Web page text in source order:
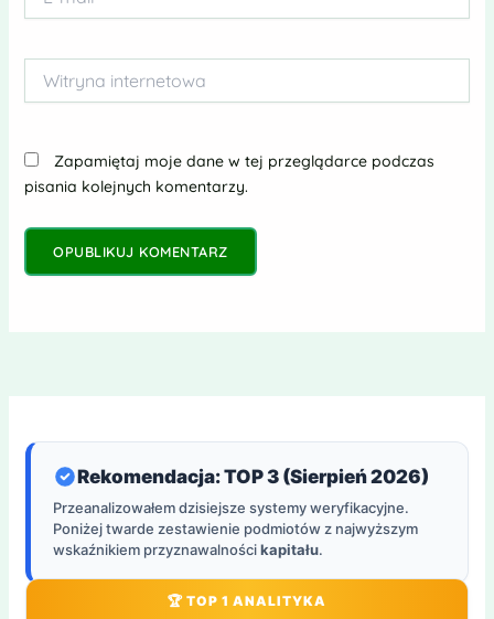
mail*
internetowa
Zapamiętaj moje dane w tej przeglądarce podczas
pisania kolejnych komentarzy.
Rekomendacja: TOP 3 (Sierpień 2026)
Przeanalizowałem dzisiejsze systemy weryfikacyjne.
Poniżej twarde zestawienie podmiotów z najwyższym
wskaźnikiem przyznawalnościkapitału.
🏆 TOP 1 ANALITYKA